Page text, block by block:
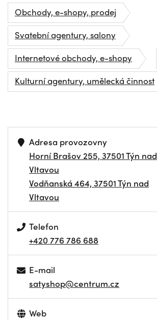
Obchody, e-shopy, prodej
Svatební agentury, salony
Internetové obchody, e-shopy
Kulturní agentury, umělecká činnost
Adresa provozovny
Horní Brašov 255, 37501 Týn nad
Vltavou
Vodňanská 464, 37501 Týn nad
Vltavou
Telefon
+420 776 786 688
E-mail
satyshop@centrum.cz
Web